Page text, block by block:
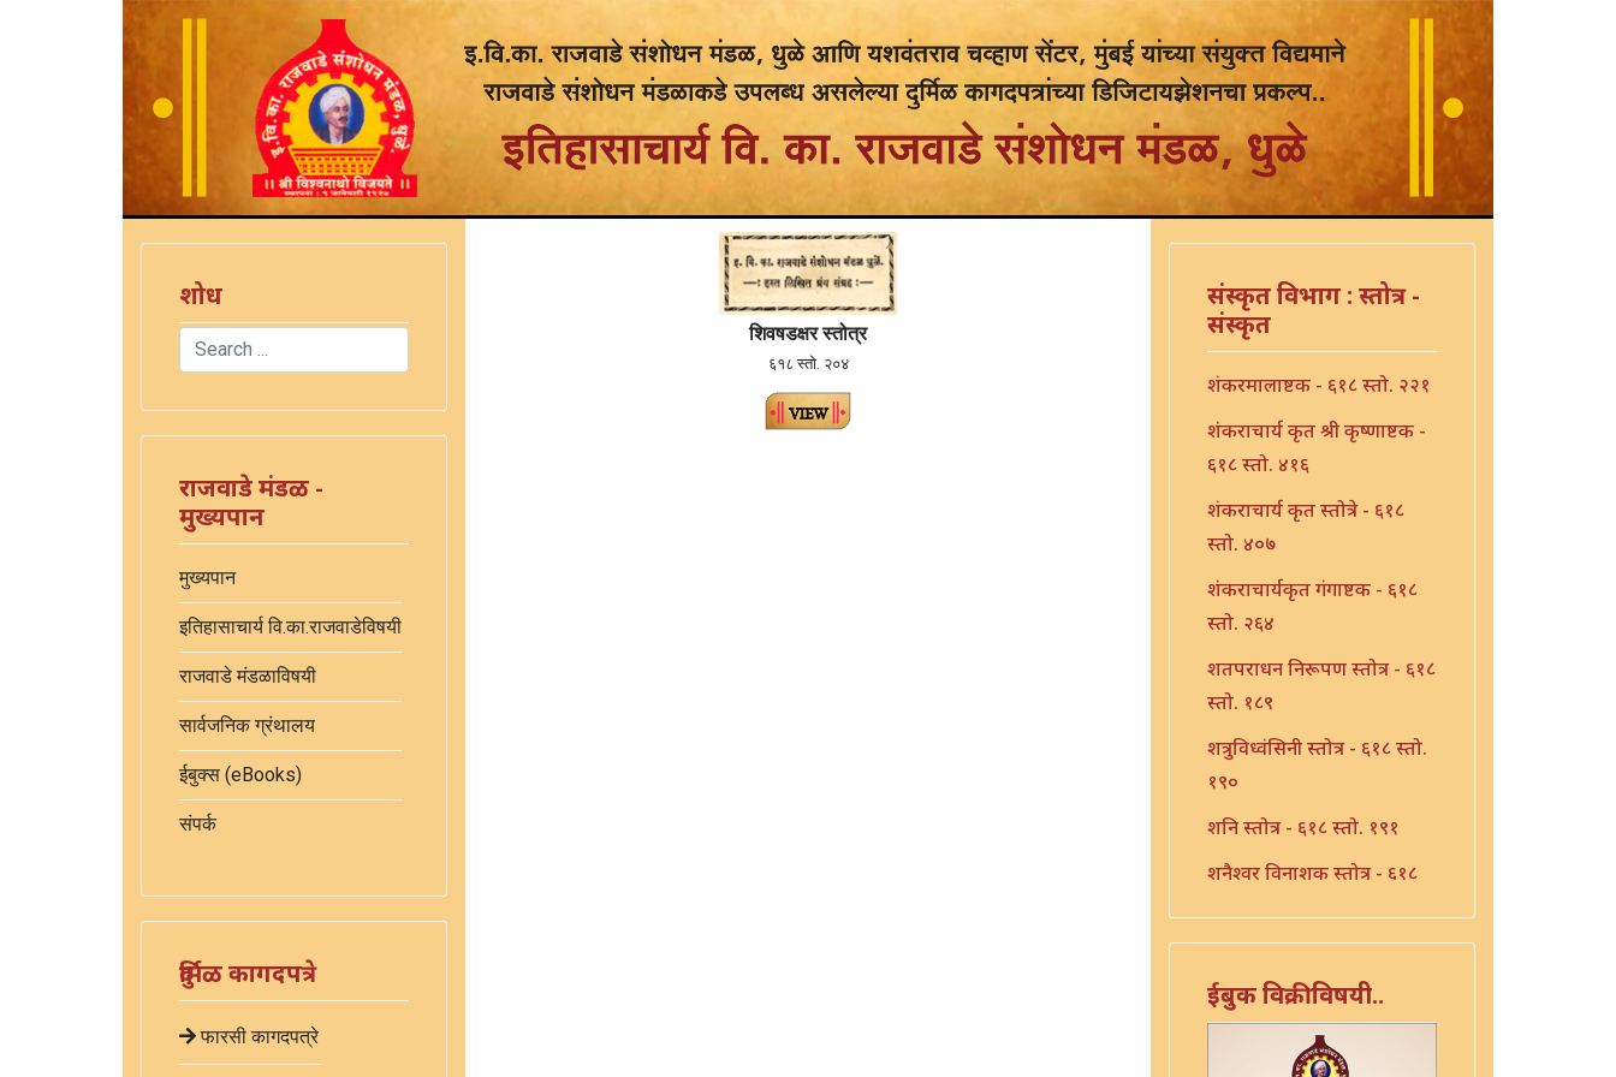
शोध
Search
राजवाडे मंडळ -
मुख्यपान
मुख्यपान
इतिहासाचार्य वि.का.राजवाडेविषयी
राजवाडे मंडळाविषयी
सार्वजनिक ग्रंथालय
ईबुक्स (eBooks)
संपर्क
दुर्मिळ कागदपत्रे
फारसी कागदपत्रे
शिवषडक्षर स्तोत्र
६१८ स्तो. २०४
संस्कृत विभाग : स्तोत्र -
संस्कृत
शंकरमालाष्टक - ६१८ स्तो. २२१
शंकराचार्य कृत श्री कृष्णाष्टक -
६१८ स्तो. ४१६
शंकराचार्य कृत स्तोत्रे - ६१८
स्तो. ४०७
शंकराचार्यकृत गंगाष्टक - ६१८
स्तो. २६४
शतपराधन निरूपण स्तोत्र - ६१८
स्तो. १८९
शत्रुविध्वंसिनी स्तोत्र - ६१८ स्तो.
१९०
शनि स्तोत्र - ६१८ स्तो. १९१
शनैश्वर विनाशक स्तोत्र - ६१८
शनैश्वर स्तोत्र - ६१८ स्तो. १९२
शाळग्राम स्तोत्र - ६१८ स्तो. १९५
शितला स्तोत्र - ६१८ स्तो. २२०
ईबुक विक्रीविषयी..